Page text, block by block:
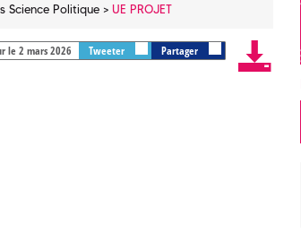
Science Politique UE PROJET
le 2 mars 2026 Tweeter Partager